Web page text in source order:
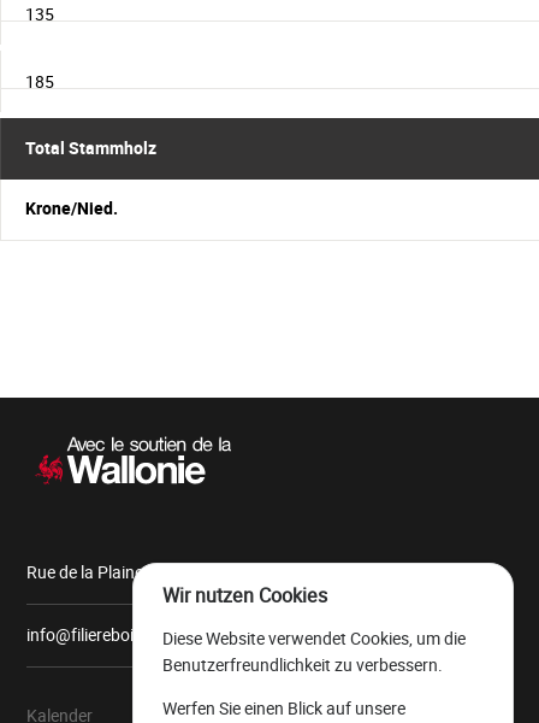
135
185
Total Stammholz
Krone/Nied.
Sekundärnavigation
Rue de la Plaine, 9 6900 Marche-en-Famenne
info@filiereboiswallonie.be
Kalender Über uns
Wir nutzen Cookies
Diese Website verwendet Cookies, um die
Benutzerfreundlichkeit zu verbessern.
Werfen Sie einen Blick auf unsere